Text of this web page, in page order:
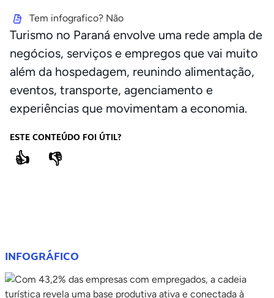
Tem infografico? Não
Turismo no Paraná envolve uma rede ampla de
negócios, serviços e empregos que vai muito
além da hospedagem, reunindo alimentação,
eventos, transporte, agenciamento e
experiências que movimentam a economia.
ESTE CONTEÚDO FOI ÚTIL?
👍 👎
INFOGRÁFICO